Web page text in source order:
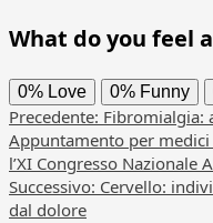
What do you feel
0% Love 0% Funny
Navigazione
articolo
Precedente: Fibromialgia:
Appuntamento per medici
l’XI Congresso Nazionale
Successivo: Cervello:
dal dolore